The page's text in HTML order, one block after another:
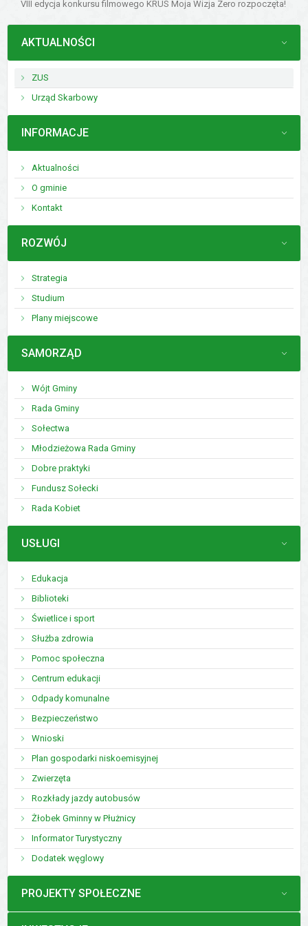
VIII edycja konkursu filmowego KRUS Moja Wizja Zero rozpoczęta!
MENU
AKTUALNOŚCI
ZUS
Urząd Skarbowy
MENU
INFORMACJE
Aktualności
O gminie
Kontakt
MENU
ROZWÓJ
Strategia
Studium
Plany miejscowe
MENU
SAMORZĄD
Wójt Gminy
Rada Gminy
Sołectwa
Młodzieżowa Rada Gminy
Dobre praktyki
Fundusz Sołecki
Rada Kobiet
MENU
USŁUGI
Edukacja
Biblioteki
Świetlice i sport
Służba zdrowia
Pomoc społeczna
Centrum edukacji
Odpady komunalne
Bezpieczeństwo
Wnioski
Plan gospodarki niskoemisyjnej
Zwierzęta
Rozkłady jazdy autobusów
Żłobek Gminny w Płużnicy
Informator Turystyczny
Dodatek węglowy
MENU
PROJEKTY SPOŁECZNE